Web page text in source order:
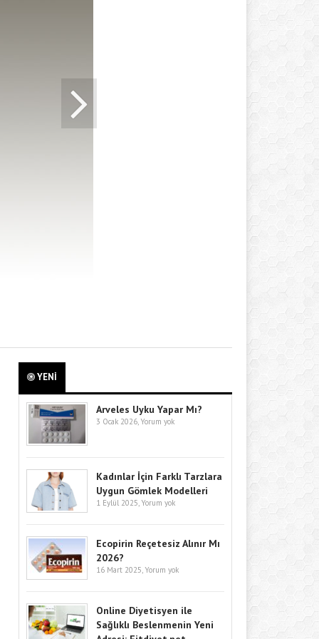
YENİ
Arveles Uyku Yapar Mı?
3 Ocak 2026, Yorum yok
Kadınlar İçin Farklı Tarzlara
Uygun Gömlek Modelleri
1 Eylül 2025, Yorum yok
Ecopirin Reçetesiz Alınır Mı
2026?
16 Mart 2025, Yorum yok
Online Diyetisyen ile
Sağlıklı Beslenmenin Yeni